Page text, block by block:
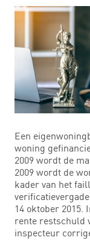
Een
woning
2009 wordt de
2009 wordt de
kader van het
14 oktober 2015.
rente restschuld
inspecteur